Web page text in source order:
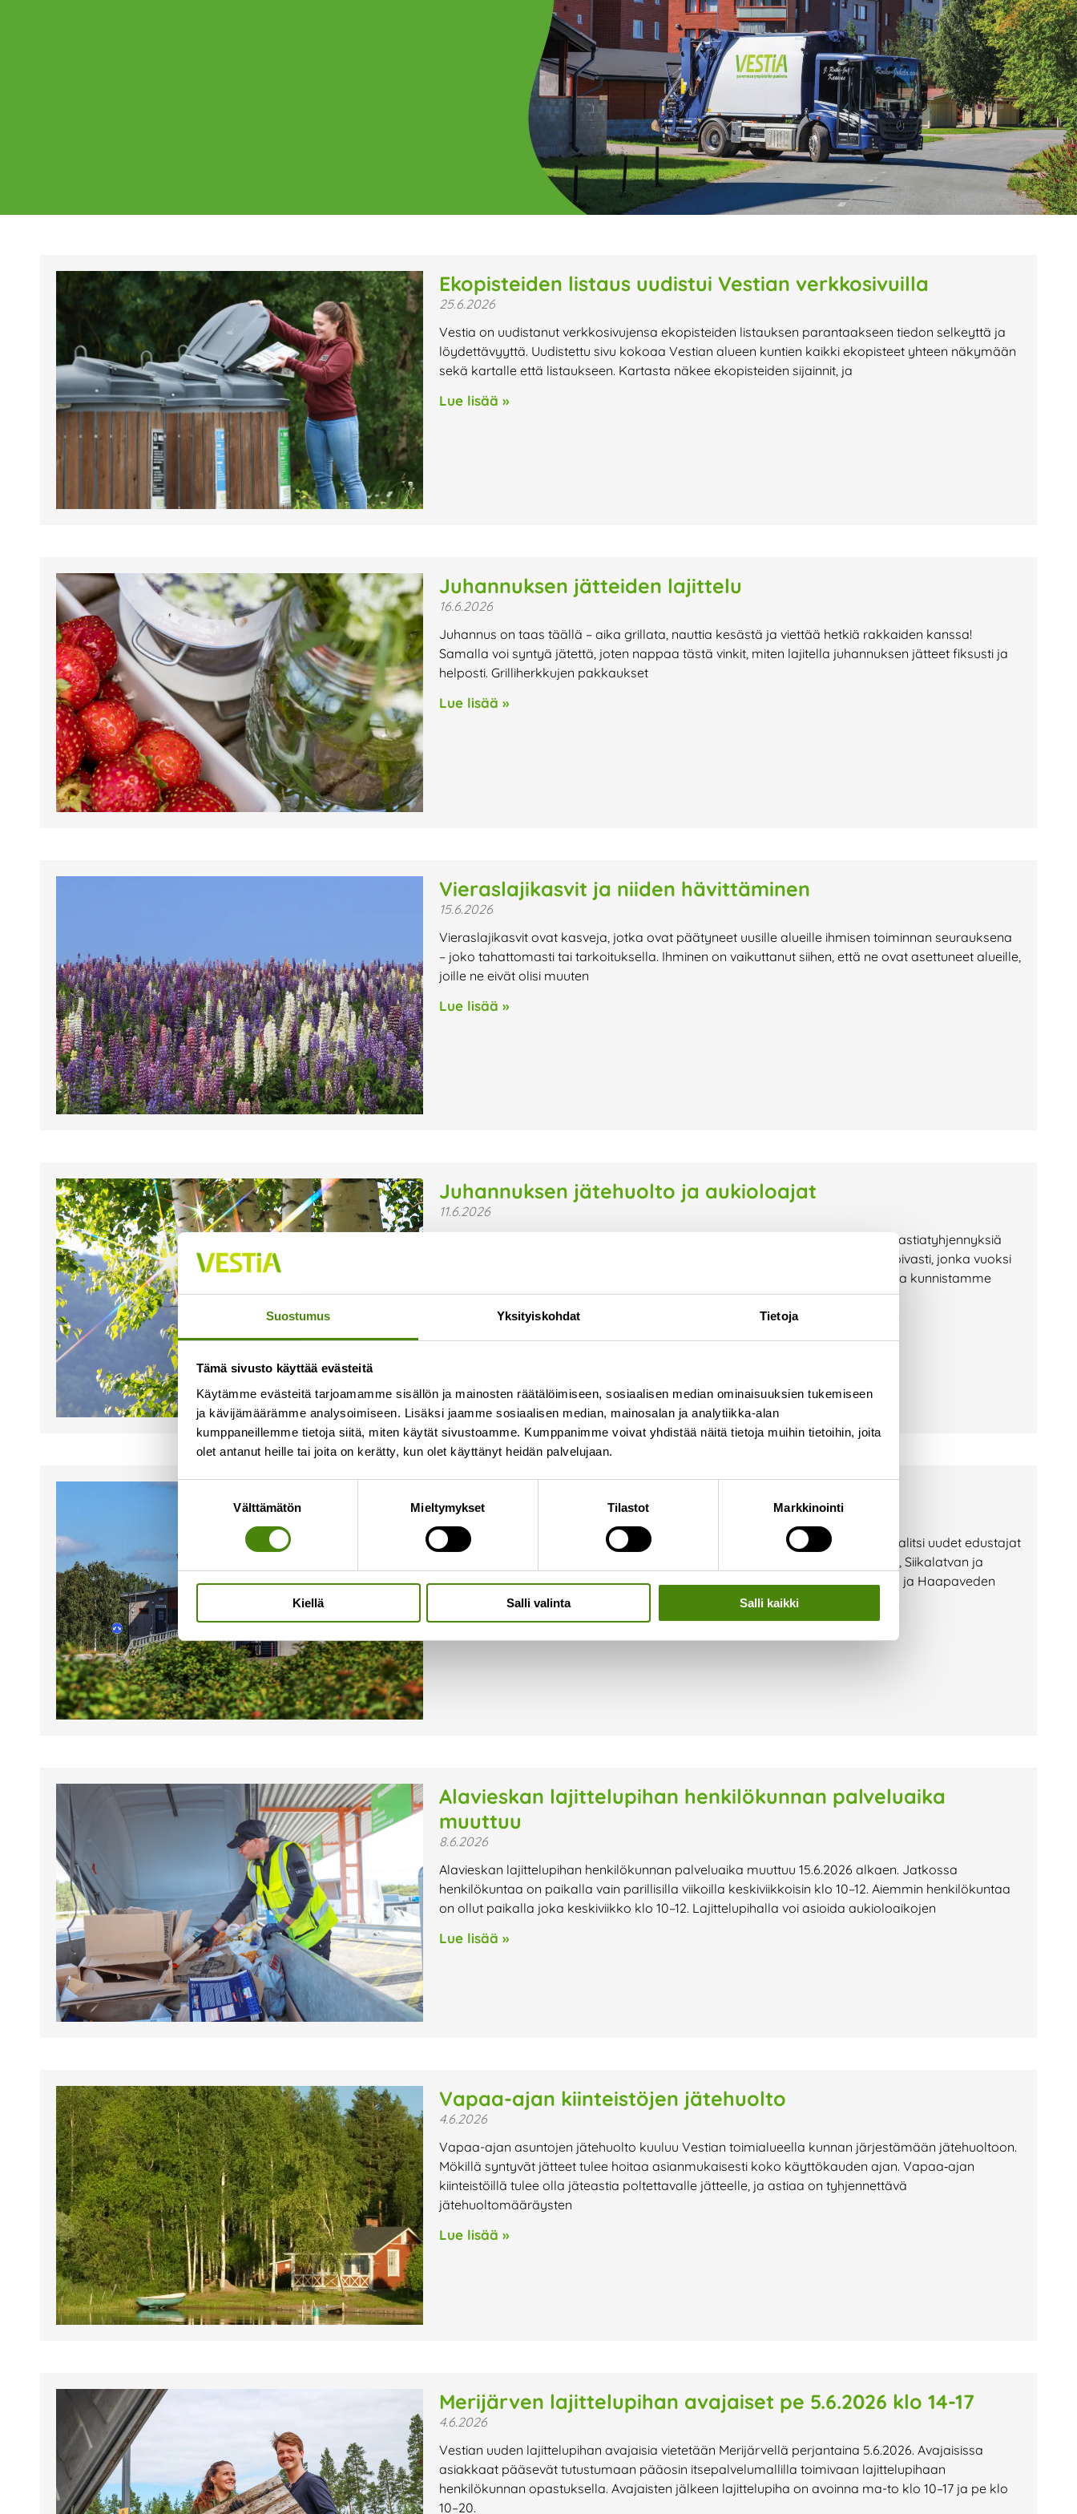
Suostumus Yksityiskohdat Tietoja
Tämä sivusto käyttää evästeitä
Käytämme evästeitä tarjoamamme sisällön ja mainosten räätälöimiseen, sosiaalisen median ominaisuuksien tukemiseen
ja kävijämäärämme analysoimiseen. Lisäksi jaamme sosiaalisen median, mainosalan ja analytiikka-alan
kumppaneillemme tietoja siitä, miten käytät sivustoamme. Kumppanimme voivat yhdistää näitä tietoja muihin tietoihin, joita
olet antanut heille tai joita on kerätty, kun olet käyttänyt heidän palvelujaan.
Suostumuksen
Välttämätön Mieltymykset Tilastot Markkinointi
Kiellä Salli valinta Salli kaikki
Ajankohtaista
Tältä sivulta löydät Vestian ajankohtaiset uutiset,
mahdolliset poikkeukset aukioloajoissa ja lähiaikojen
tapahtumat.
Ekopisteiden listaus uudistui Vestian verkkosivuilla
25.6.2026
Vestia on uudistanut verkkosivujensa ekopisteiden listauksen parantaakseen tiedon selkeyttä ja
löydettävyyttä. Uudistettu sivu kokoaa Vestian alueen kuntien kaikki ekopisteet yhteen näkymään
sekä kartalle että listaukseen. Kartasta näkee ekopisteiden sijainnit, ja
Lue lisää »
Juhannuksen jätteiden lajittelu
16.6.2026
Juhannus on taas täällä – aika grillata, nauttia kesästä ja viettää hetkiä rakkaiden kanssa!
Samalla voi syntyä jätettä, joten nappaa tästä vinkit, miten lajitella juhannuksen jätteet fiksusti ja
helposti. Grilliherkkujen pakkaukset
Lue lisää »
Vieraslajikasvit ja niiden hävittäminen
15.6.2026
Vieraslajikasvit ovat kasveja, jotka ovat päätyneet uusille alueille ihmisen toiminnan seurauksena
– joko tahattomasti tai tarkoituksella. Ihminen on vaikuttanut siihen, että ne ovat asettuneet alueille,
joille ne eivät olisi muuten
Lue lisää »
Juhannuksen jätehuolto ja aukioloajat
11.6.2026
Jäteastioiden tyhjennykset Juhannusviikolle (vko 25, 15.–21.6.2026) osuvia jäteastiatyhjennyksiä
tehdään normaalista poikkeavalla aikataululla. Tyhjennyksiä tehdään ennakoivasti, jonka vuoksi
jäteastiat voidaan tyhjentää 1–2 päivää normaalia aikataulua aiemmin. Osassa kunnistamme
juhannusviikon jäteastiatyhjennykset aloitetaan
9.6.2026
Vestia Oy:n yhtiökokous kokoontui yhtiöjärjestyksen mukaisesti 28.5.2026 ja valitsi uudet edustajat
erovuoroisten tilalle. Erovuorossa hallituksesta olivat Kannuksen, Toholammin, Siikalatvan ja
Ylivieskan edustajat. Kannuksen ja Siikalatvan edustajat vaihtuivat Pyhäjärven ja Haapaveden
Lue lisää »
Alavieskan lajittelupihan henkilökunnan palveluaika
muuttuu
8.6.2026
Alavieskan lajittelupihan henkilökunnan palveluaika muuttuu 15.6.2026 alkaen. Jatkossa
henkilökuntaa on paikalla vain parillisilla viikoilla keskiviikkoisin klo 10–12. Aiemmin henkilökuntaa
on ollut paikalla joka keskiviikko klo 10–12. Lajittelupihalla voi asioida aukioloaikojen
Lue lisää »
Vapaa-ajan kiinteistöjen jätehuolto
4.6.2026
Vapaa-ajan asuntojen jätehuolto kuuluu Vestian toimialueella kunnan järjestämään jätehuoltoon.
Mökillä syntyvät jätteet tulee hoitaa asianmukaisesti koko käyttökauden ajan. Vapaa‑ajan
kiinteistöillä tulee olla jäteastia poltettavalle jätteelle, ja astiaa on tyhjennettävä
jätehuoltomääräysten
Lue lisää »
Merijärven lajittelupihan avajaiset pe 5.6.2026 klo 14-17
4.6.2026
Vestian uuden lajittelupihan avajaisia vietetään Merijärvellä perjantaina 5.6.2026. Avajaisissa
asiakkaat pääsevät tutustumaan pääosin itsepalvelumallilla toimivaan lajittelupihaan
henkilökunnan opastuksella. Avajaisten jälkeen lajittelupiha on avoinna ma-to klo 10–17 ja pe klo
10–20.
PagePagePagePagePage